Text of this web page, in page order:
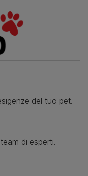
del tuo pet.
di esperti.